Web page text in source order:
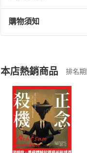
退換貨規定：
(一)依消費者保護
(二)消費者訂購本
且已下載/存取電子
退貨方式：您欲取
貨」，本店鋪將依
請注意，樂天市場
購物須知
挑選商品
Choose
購書後，如何
本店熱銷商品 排名